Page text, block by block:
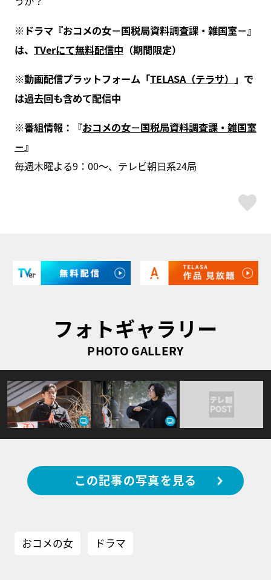
※ドラマ『おコメの女－国税局資料調査課・雑国室－』
は、 TVerにて無料配信中 （期間限定）
※動画配信プラットフォーム「TELASA（テラサ） 」で
は過去回も含めて配信中
※番組情報：『おコメの女－国税局資料調査課・雑国室
－』
毎週木曜よる9：00～、テレビ朝日系24局
フォトギャラリー
PHOTO GALLERY
この記事の写真を見る
おコメの女 ドラマ